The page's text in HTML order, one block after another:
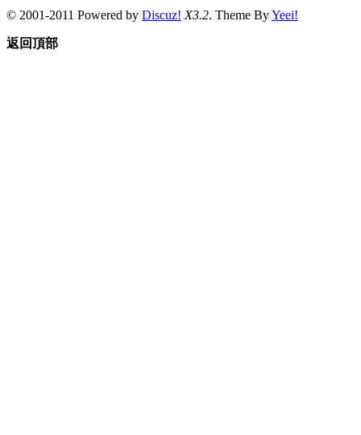
© 2001-2011 Powered by Discuz! X3.2. Theme ByYeei!
返回頂部